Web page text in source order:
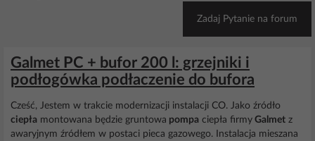
Zadaj Pytanie na forum
Galmet PC + bufor 200 l: grzejniki i
podłogówka podłaczenie do bufora
Cześć, Jestem w trakcie modernizacji instalacji CO. Jako źródło
ciepła montowana będzie gruntowa pompa ciepła firmy Galmet z
awaryjnym źródłem w postaci pieca gazowego. Instalacja mieszana